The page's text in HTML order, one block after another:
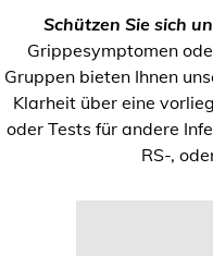
Schützen Sie sich
Grippesymptomen
Gruppen bieten Ihnen
Klarheit über eine
oder Tests für andere
RS-,